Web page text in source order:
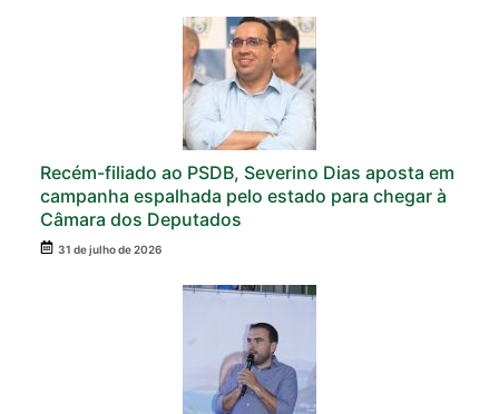
Recém-filiado ao PSDB, Severino Dias aposta em
campanha espalhada pelo estado para chegar à
Câmara dos Deputados
31 de julho de 2026